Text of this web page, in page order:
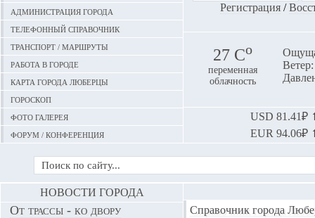
Администрация города
Телефонный справочник
Транспорт / маршруты
Работа в городе
Карта города Люберцы
Гороскоп
Фото галерея
Форум / конференция
Регистрация/
27 Сo
переменная
облачность
USD 81.41₽
EUR 94.06₽
Справочник города
НОВОСТИ ГОРОДА
От трассы - ко двору